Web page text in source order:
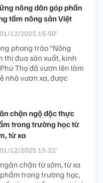
nông dân góp phần
tầm nông sản Việt
01/12/2025 15:50’
phong trào “Nông
thi đua sản xuất, kinh
Thọ đã vươn lên làm
nhà vươn xa, được
chặn ngộ độc thực
trong trường học từ
từ xa
01/12/2025 15:22’
chặn từ sớm, từ xa
trong trường học,